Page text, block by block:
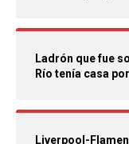
Ladrón que fue
Río tenía casa
Liverpool-